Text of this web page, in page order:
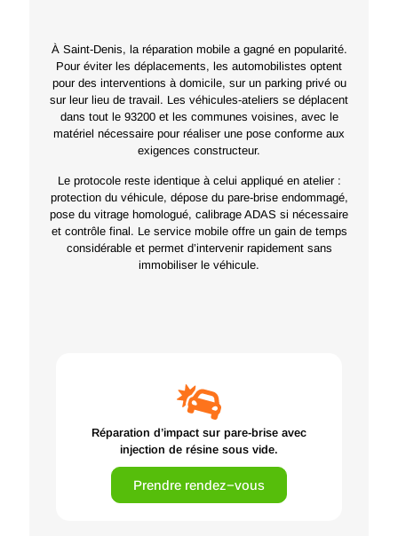
À Saint-Denis, la réparation mobile a gagné en popularité.
Pour éviter les déplacements, les automobilistes optent
pour des interventions à domicile, sur un parking privé ou
sur leur lieu de travail. Les véhicules-ateliers se déplacent
dans tout le 93200 et les communes voisines, avec le
matériel nécessaire pour réaliser une pose conforme aux
exigences constructeur.
Le protocole reste identique à celui appliqué en atelier :
protection du véhicule, dépose du pare-brise endommagé,
pose du vitrage homologué, calibrage ADAS si nécessaire
et contrôle final. Le service mobile offre un gain de temps
considérable et permet d’intervenir rapidement sans
immobiliser le véhicule.
Réparation d’impact sur pare-brise avec
injection de résine sous vide.
Prendre rendez−vous